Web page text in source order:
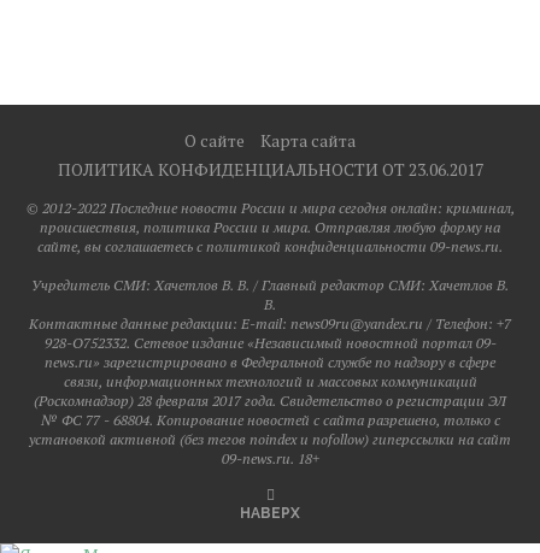
О сайте
Карта сайта
ПОЛИТИКА КОНФИДЕНЦИАЛЬНОСТИ ОТ 23.06.2017
© 2012-2022 Последние новости России и мира сегодня онлайн: криминал,
происшествия, политика России и мира. Отправляя любую форму на
сайте, вы соглашаетесь с политикой конфиденциальности 09-news.ru.
Учредитель СМИ: Хaчeтлoв B. B. / Главный редактор СМИ: Хaчeтлoв B.
B.
Контактные данные редакции: E-mail: news09ru@yandex.ru / Телефон: +7
928-O752332. Сетевое издание «Независимый новостной портал 09-
news.ru» зарегистрировано в Федеральной службе по надзору в сфере
связи, информационных технологий и массовых коммуникаций
(Роскомнадзор) 28 февраля 2017 года. Свидетельство о регистрации ЭЛ
№ ФС 77 - 68804. Копирование новостей с сайта разрешено, только с
установкой активной (без тегов noindex и nofollow) гиперссылки на сайт
09-news.ru. 18+
НАВЕРХ